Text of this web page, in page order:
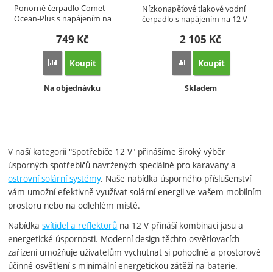
Ponorné čerpadlo Comet
Ocean-Plus s napájením na
749 Kč
Přidat 'Ponorné čerpadlo Comet Ocean-Plus 12V | 1500 l/h
Koupit
Dostupnost:
Na objednávku
Nízkonapěťové tlakové vodní
čerpadlo s napájením na 12 V
2 105 Kč
Přidat 'Nízkonapěťové
Koupit
Dostupnost:
Skladem
V naší kategorii "Spotřebiče 12 V" přinášíme široký výběr
úsporných spotřebičů navržených speciálně pro karavany a
ostrovní solární systémy. Naše nabídka úsporného příslušenství
vám umožní efektivně využívat solární energii ve vašem mobilním
prostoru nebo na odlehlém místě.
Nabídkasvítidel a reflektorů na 12 V přináší kombinaci jasu a
energetické úspornosti. Moderní design těchto osvětlovacích
zařízení umožňuje uživatelům vychutnat si pohodlné a prostorově
účinné osvětlení s minimální energetickou zátěží na baterie.